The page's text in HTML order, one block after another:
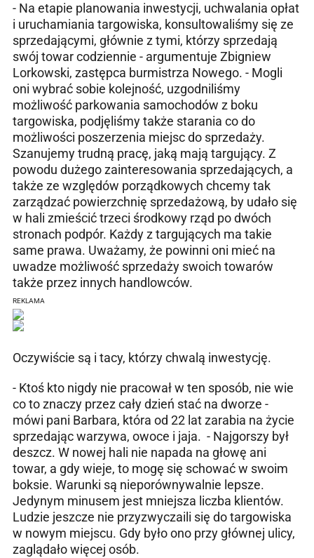
- Na etapie planowania inwestycji, uchwalania opłat
i uruchamiania targowiska, konsultowaliśmy się ze
sprzedającymi, głównie z tymi, którzy sprzedają
swój towar codziennie - argumentuje Zbigniew
Lorkowski, zastępca burmistrza Nowego. - Mogli
oni wybrać sobie kolejność, uzgodniliśmy
możliwość parkowania samochodów z boku
targowiska, podjęliśmy także starania co do
możliwości poszerzenia miejsc do sprzedaży.
Szanujemy trudną pracę, jaką mają targujący. Z
powodu dużego zainteresowania sprzedających, a
także ze względów porządkowych chcemy tak
zarządzać powierzchnię sprzedażową, by udało się
w hali zmieścić trzeci środkowy rząd po dwóch
stronach podpór. Każdy z targujących ma takie
same prawa. Uważamy, że powinni oni mieć na
uwadze możliwość sprzedaży swoich towarów
także przez innych handlowców.
REKLAMA
Oczywiście są i tacy, którzy chwalą inwestycję.
- Ktoś kto nigdy nie pracował w ten sposób, nie wie
co to znaczy przez cały dzień stać na dworze -
mówi pani Barbara, która od 22 lat zarabia na życie
sprzedając warzywa, owoce i jaja. - Najgorszy był
deszcz. W nowej hali nie napada na głowę ani
towar, a gdy wieje, to mogę się schować w swoim
boksie. Warunki są nieporównywalnie lepsze.
Jedynym minusem jest mniejsza liczba klientów.
Ludzie jeszcze nie przyzwyczaili się do targowiska
w nowym miejscu. Gdy było ono przy głównej ulicy,
zaglądało więcej osób.